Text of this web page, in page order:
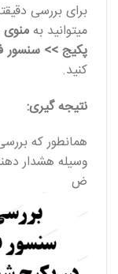
برای بررسی
میتوانید به
پکیج >> سنسور
کنید.
نتیجه گیری:
همانطور که
وسیله هشدار
ض